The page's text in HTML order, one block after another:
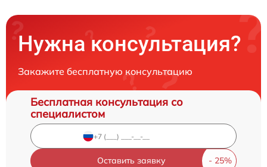
Нужна консультация?
Закажите бесплатную консультацию
Бесплатная консультация со
специалистом
Оставить заявку